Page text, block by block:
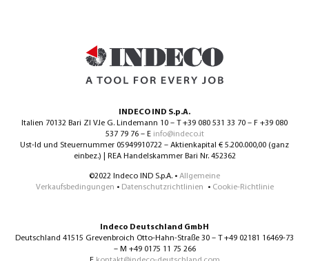
INDECO IND S.p.A.
Italien 70132 Bari ZI V.le G. Lindemann 10 – T +39 080 531 33 70 – F +39 080
537 79 76 – E info@indeco.it
Ust-Id und Steuernummer 05949910722 – Aktienkapital € 5.200.000,00 (ganz
einbez.) | REA Handelskammer Bari Nr. 452362
©2022 Indeco IND S.p.A. • Allgemeine
Verkaufsbedingungen • Datenschutzrichtlinien • Cookie-Richtlinie
Indeco Deutschland GmbH
Deutschland 41515 Grevenbroich Otto-Hahn-Straße 30 – T +49 02181 16469-73
– M +49 0175 11 75 266